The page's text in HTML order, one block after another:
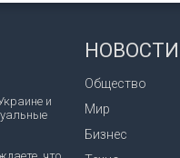
и
НОВОСТИ
Общество
Мир
Бизнес